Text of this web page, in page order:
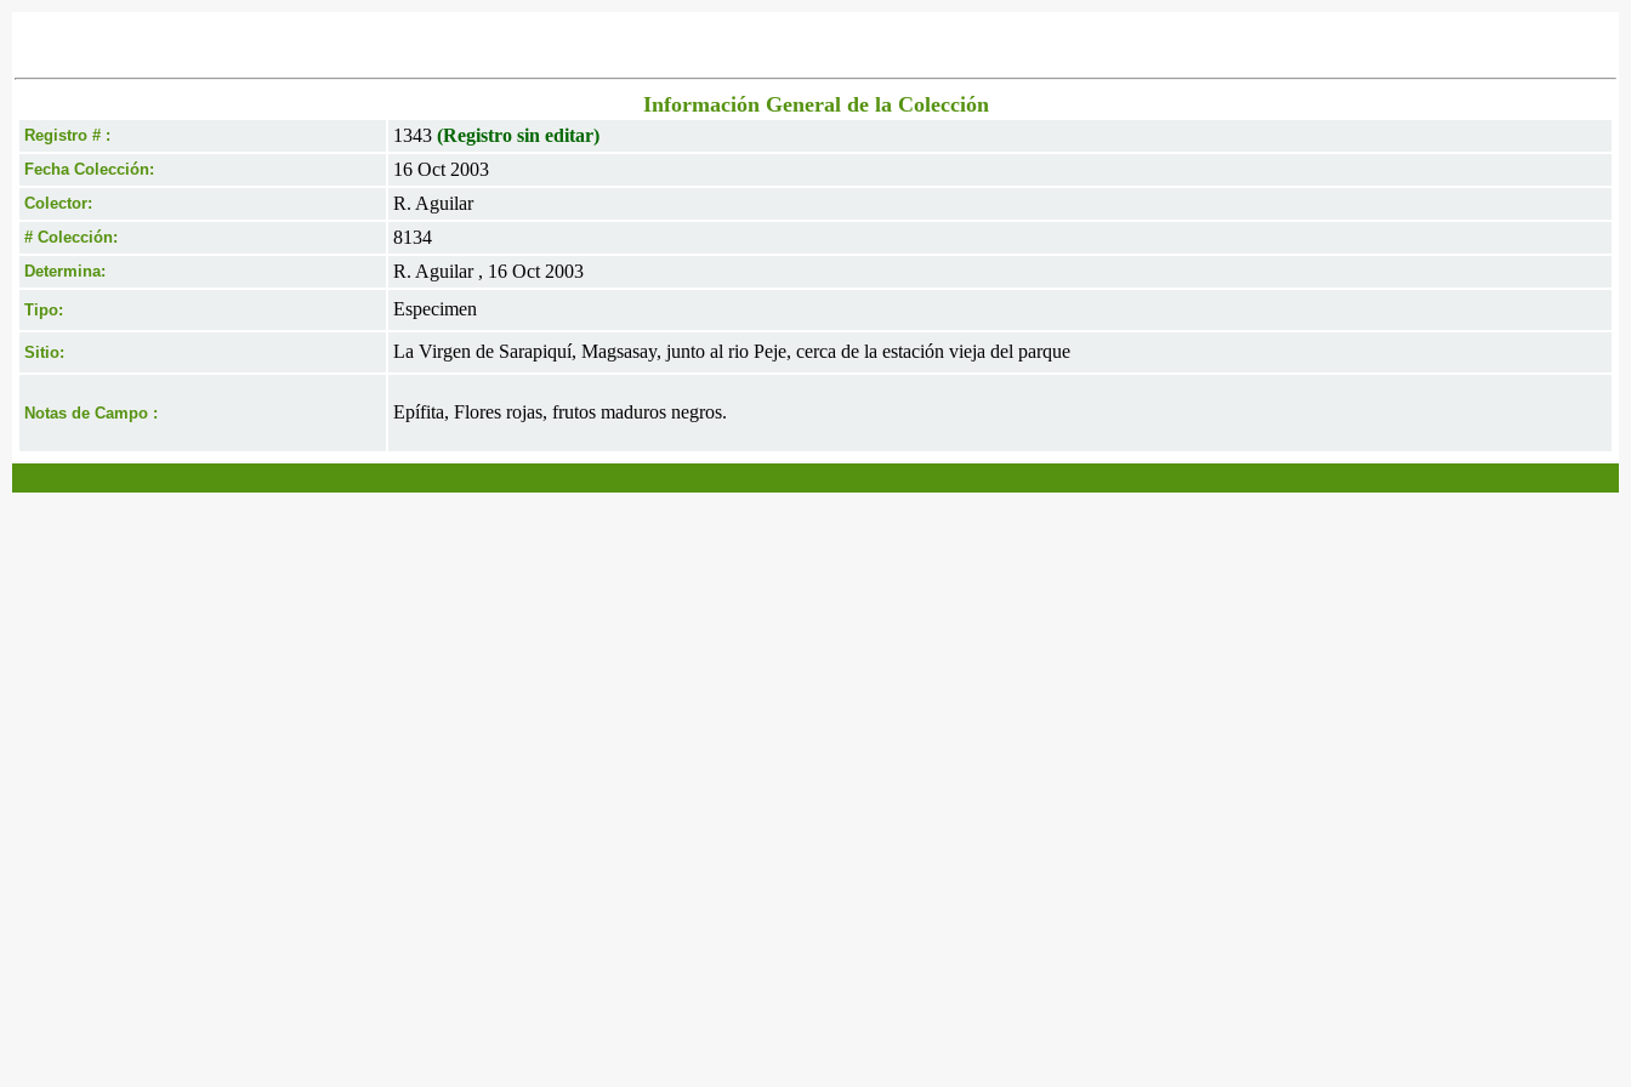
Información General de la Colección
Registro # : 1343 (Registro sin editar)
Fecha Colección: 16 Oct 2003
Colector: R. Aguilar
# Colección: 8134
Determina: R. Aguilar , 16 Oct 2003
Tipo: Especimen
Sitio: La Virgen de Sarapiquí, Magsasay, junto al rio Peje, cerca de la estación vieja del parque
Notas de Campo : Epífita, Flores rojas, frutos maduros negros.